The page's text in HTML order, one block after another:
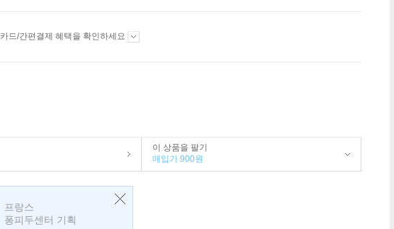
카드/간편결제 혜택을 확인하세요
이 상품을 팔기
매입가 900원
프랑스
퐁피두센터 기획